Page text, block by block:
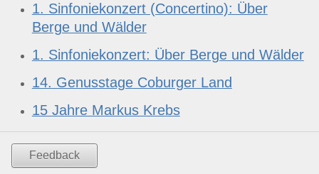
1. Sinfoniekonzert (Concertino): Über
Berge und Wälder
1. Sinfoniekonzert: Über Berge und Wälder
14. Genusstage Coburger Land
15 Jahre Markus Krebs
Feedback